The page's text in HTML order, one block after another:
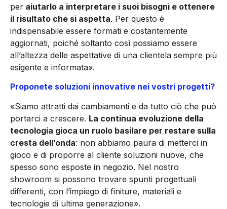
per aiutarlo a interpretare i suoi bisogni e ottenere
il risultato che si aspetta. Per questo è
indispensabile essere formati e costantemente
aggiornati, poiché soltanto così possiamo essere
all’altezza delle aspettative di una clientela sempre più
esigente e informata».
Proponete soluzioni innovative nei vostri progetti?
«Siamo attratti dai cambiamenti e da tutto ciò che può
portarci a crescere. La continua evoluzione della
tecnologia gioca un ruolo basilare per restare sulla
cresta dell’onda: non abbiamo paura di metterci in
gioco e di proporre al cliente soluzioni nuove, che
spesso sono esposte in negozio. Nel nostro
showroom si possono trovare spunti progettuali
differenti, con l’impiego di finiture, materiali e
tecnologie di ultima generazione».